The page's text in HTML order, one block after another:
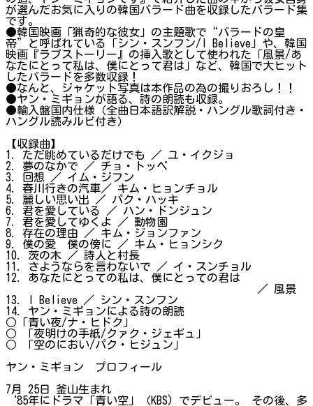
が選んだお気に入りの韓国バラード曲を収録したバラード集
です。
●韓国映画「猟奇的な彼女」の主題歌で“バラードの皇
帝”と呼ばれている「シン・スンフン/I Believe」や、韓国
映画『ラブストーリー』の挿入歌として使われた「風景/あ
なたにとって私は、僕にとって君は」など、韓国で大ヒット
したバラードを多数収録！
●なんと、ジャケット写真は本作品の為の撮りおろし！！
●ヤン・ミギョンが語る、詩の朗読も収録。
●輸入盤国内仕様（全曲日本語訳解説・ハングル歌詞付き・
ハングル読みルビ付き）
【収録曲】
1. ただ眺めているだけでも ／ ユ・イクジョ
2. 夢のなかで ／ チョ・トッペ
3. 回想 ／ イム・ジフン
4. 春川行きの汽車／ キム・ヒョンチョル
5. 麗しい思い出 ／ パク・ハッキ
6. 君を愛している ／ ハン・ドンジュン
7. 君を愛してゆくよ ／ 動物園
8. 存在の理由 ／ キム・ジョンファン
9. 僕の愛 僕の傍に ／ キム・ヒョンシク
10. 茨の木 ／ 詩人と村長
11. さようならを言わないで ／ イ・スンチョル
12. あなたにとっての私は、僕にとっての君は
／ 風景
13. I Believe ／ シン・スンフン
14. ヤン・ミギョンによる詩の朗読
○「青い夜/ナ・ヒドク」
○ 「夜明けの手紙/クァク・ジェギュ」
○ 「空のにおい/パク・ヒジュン」
ヤン・ミギョン プロフィール
7月 25日 釜山生まれ
‘85年にドラマ「青い空」（KBS) でデビュー。 その後、多